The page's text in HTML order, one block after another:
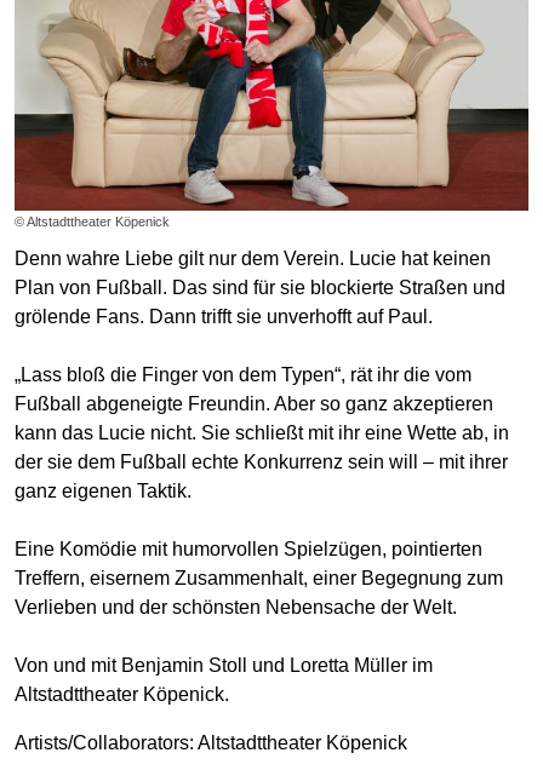
© Altstadttheater Köpenick
Denn wahre Liebe gilt nur dem Verein. Lucie hat keinen
Plan von Fußball. Das sind für sie blockierte Straßen und
grölende Fans. Dann trifft sie unverhofft auf Paul.
„Lass bloß die Finger von dem Typen“, rät ihr die vom
Fußball abgeneigte Freundin. Aber so ganz akzeptieren
kann das Lucie nicht. Sie schließt mit ihr eine Wette ab, in
der sie dem Fußball echte Konkurrenz sein will – mit ihrer
ganz eigenen Taktik.
Eine Komödie mit humorvollen Spielzügen, pointierten
Treffern, eisernem Zusammenhalt, einer Begegnung zum
Verlieben und der schönsten Nebensache der Welt.
Von und mit Benjamin Stoll und Loretta Müller im
Altstadttheater Köpenick.
Artists/Collaborators: Altstadttheater Köpenick